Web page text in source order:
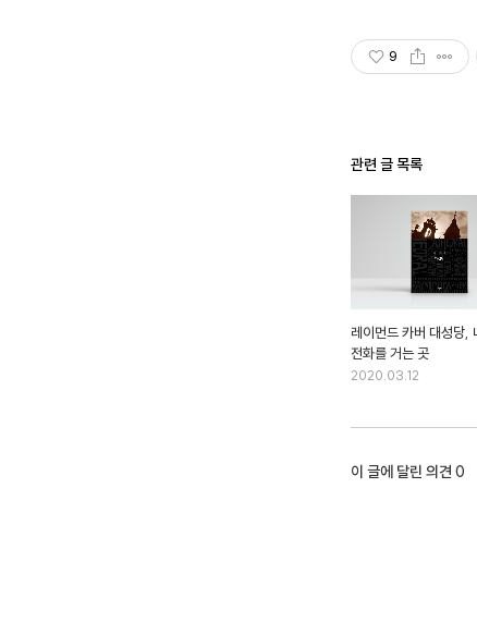
9
관련 글 목록
레이먼드 카버 대성당,
전화를 거는 곳
2020.03.12
이 글에 달린 의견 0